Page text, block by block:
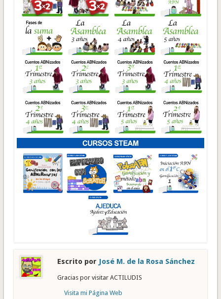
Escrito por José M. de la Rosa Sánchez
Gracias por visitar ACTILUDIS
Visita mi Página Web